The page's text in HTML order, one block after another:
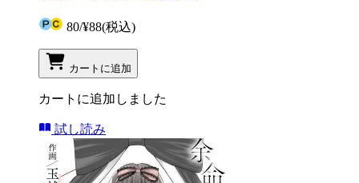
80/¥88(税込)
カートに追加
カートに追加しました
試し読み